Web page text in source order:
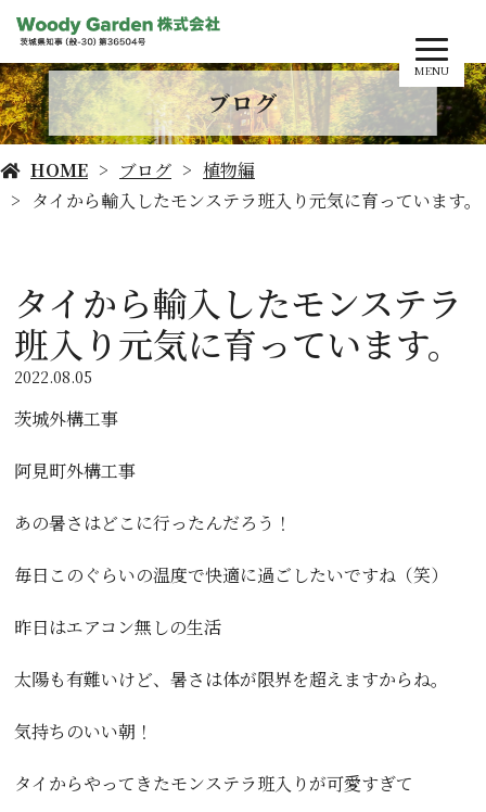
MENU
ブログ
HOME ブログ
植物編
タイから輸入したモンステラ班入り元気に育っています。
タイから輸入したモンステラ
班入り元気に育っています。
2022.08.05
茨城外構工事
阿見町外構工事
あの暑さはどこに行ったんだろう！
毎日このぐらいの温度で快適に過ごしたいですね（笑）
昨日はエアコン無しの生活
太陽も有難いけど、暑さは体が限界を超えますからね。
気持ちのいい朝！
タイからやってきたモンステラ班入りが可愛すぎて